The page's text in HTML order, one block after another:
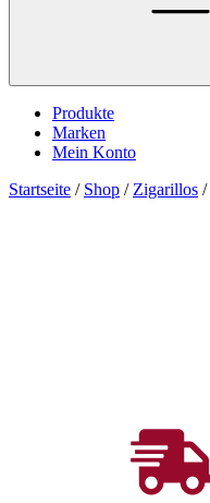
Produkte
Marken
Mein Konto
Startseite / Shop / Zigarillos /